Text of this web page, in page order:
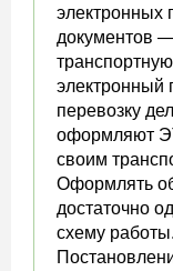
электронных
документов
электронный
перевозку
оформляют
своим
Оформлять
достаточно
схему